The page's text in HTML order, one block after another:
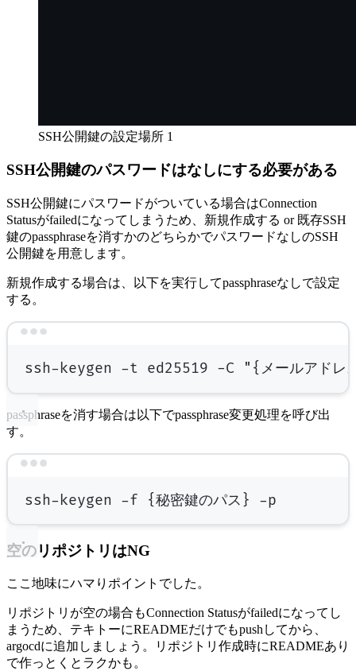
SSH公開鍵の設定場所 1
SSH公開鍵のパスワードはなしにする必要がある
SSH公開鍵にパスワードがついている場合はConnection
Statusがfailedになってしまうため、新規作成する or 既存SSH
鍵のpassphraseを消すかのどちらかでパスワードなしのSSH
公開鍵を用意します。
新規作成する場合は、以下を実行してpassphraseなしで設定
する。
ssh-keygen -t ed25519 -C "{メールアドレ
passphraseを消す場合は以下でpassphrase変更処理を呼び出
す。
ssh-keygen -f {秘密鍵のパス} -p
空のリポジトリはNG
ここ地味にハマりポイントでした。
リポジトリが空の場合もConnection Statusがfailedになってし
まうため、テキトーにREADMEだけでもpushしてから、
argocdに追加しましょう。リポジトリ作成時にREADMEあり
で作っとくとラクかも。